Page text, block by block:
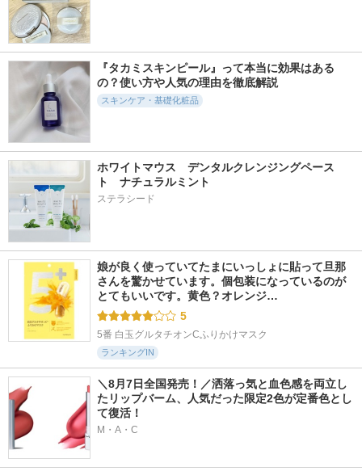
タカミ
11707件
PDRN ヒアルロン酸
Anua
セラムクレンジング
オイル
ビフェスタ
Pure A Mask
Yunth
『タカミスキンピール』って本当に効果はある
の？使い方や人気の理由を徹底解説
スキンケア・基礎化粧品
ホワイトマウス　デンタルクレンジングペース
ト　ナチュラルミント
ステラシード
娘が良く使っていてたまにいっしょに貼って旦那
さんを驚かせています。個包装になっているのが
とてもいいです。黄色？オレンジ…
5
5番 白玉グルタチオンCふりかけマスク
ランキングIN
＼8月7日全国発売！／洒落っ気と血色感を両立し
たリップバーム、人気だった限定2色が定番色とし
て復活！
M・A・C